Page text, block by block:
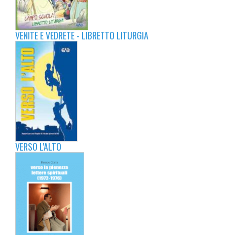
VENITE E VEDRETE - LIBRETTO LITURGIA
VERSO L'ALTO